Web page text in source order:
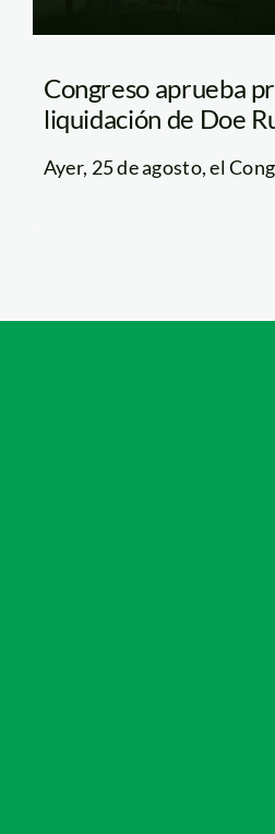
Congreso aprueba
liquidación de Doe
Ayer, 25 de agosto, el